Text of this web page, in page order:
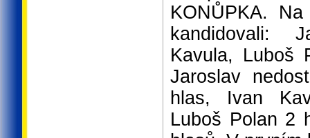
KONŮPKA.
kandidovali:
Kavula, Luboš
Jaroslav
hlas, Ivan
Luboš Polan 2